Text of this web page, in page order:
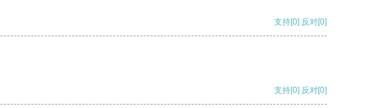
支持[0] 反对[0]
支持[0] 反对[0]